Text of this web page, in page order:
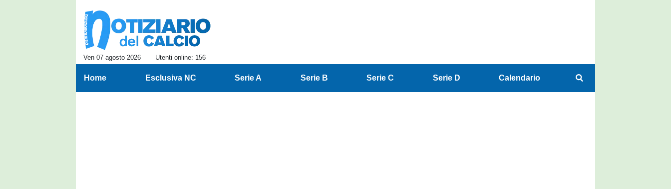
Ven 07 agosto 2026 Utenti online: 156
Home Esclusiva NC Serie A Serie B Serie C Serie D Calendario